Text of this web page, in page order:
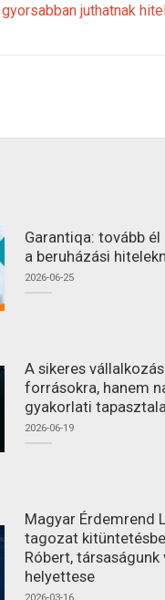
juthatnak
Garantiqa: tovább
a beruházási
2026-06-25
A sikeres
forrásokra, hanem
gyakorlati
2026-06-19
Magyar Érdemrend
tagozat
Róbert,
helyettese